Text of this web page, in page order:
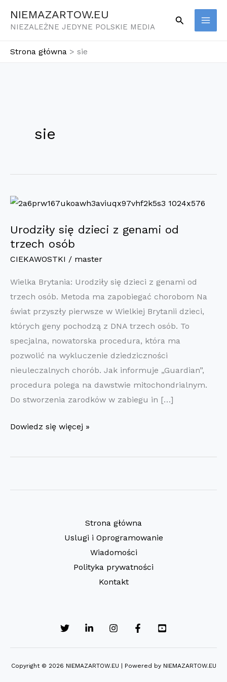
NIEMAZARTOW.EU
NIEZALEŻNE JEDYNE POLSKIE MEDIA
Szukaj
Strona główna sie
sie
Urodziły się dzieci z genami od
trzech osób
CIEKAWOSTKI / master
Wielka Brytania: Urodziły się dzieci z genami od
trzech osób. Metoda ma zapobiegać chorobom Na
świat przyszły pierwsze w Wielkiej Brytanii dzieci,
których geny pochodzą z DNA trzech osób. To
specjalna, nowatorska procedura, która ma
pozwolić na wykluczenie dziedziczności
nieuleczalnych chorób. Jak informuje „Guardian”,
procedura polega na dawstwie mitochondrialnym.
Do stworzenia zarodków w zabiegu in […]
Urodziły
dzieci
Dowiedz się więcej »
Strona główna
Uslugi i Oprogramowanie
Wiadomości
Polityka prywatności
Kontakt
Copyright © 2026 NIEMAZARTOW.EU | Powered by NIEMAZARTOW.EU